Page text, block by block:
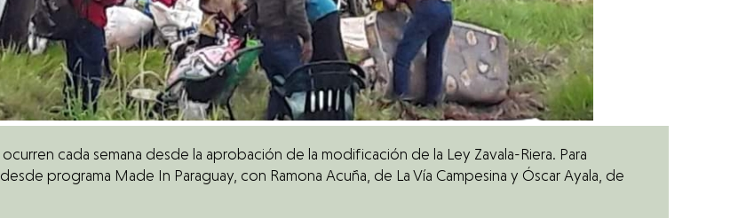
cada semana desde la aprobación de la modificación de la Ley Zavala-Riera. Para
programa Made In Paraguay, con Ramona Acuña, de La Vía Campesina y Óscar Ayala, de